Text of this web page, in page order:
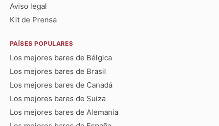
Aviso legal
Kit de Prensa
PAÍSES POPULARES
Los mejores bares de Bélgica
Los mejores bares de Brasil
Los mejores bares de Canadá
Los mejores bares de Suiza
Los mejores bares de Alemania